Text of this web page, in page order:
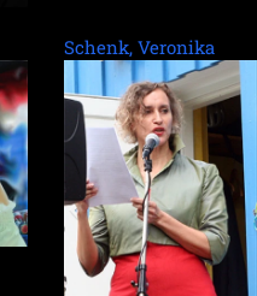
Schenk, Veronika